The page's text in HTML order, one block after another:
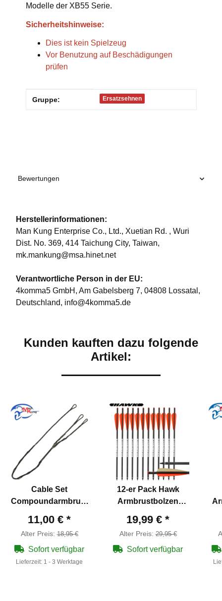
Modelle der XB55 Serie.
Sicherheitshinweise:
Dies ist kein Spielzeug
Vor Benutzung auf Beschädigungen
prüfen
Produkteigenschaft
Wert
Gruppe: Ersatzsehnen
Bewertungen
Herstellerinformationen:
Man Kung Enterprise Co., Ltd., Xuetian Rd. , Wuri
Dist. No. 369, 414 Taichung City, Taiwan,
mk.mankung@msa.hinet.net
Verantwortliche Person in der EU:
4komma5 GmbH, Am Gabelsberg 7, 04808 Lossatal,
Deutschland, info@4komma5.de
Kunden kauften dazu folgende
Artikel:
Cable Set
Compoundarmbrust
XB55 Serie
11,00 € *
Alter Preis:18,95 €
Sofort verfügbar
Lieferzeit: 1 - 3 Werktage
12-er Pack Hawk
Armbrustbolzen
ø 8,8 mm
19,99 € *
Alter Preis:29,95 €
Sofort verfügbar